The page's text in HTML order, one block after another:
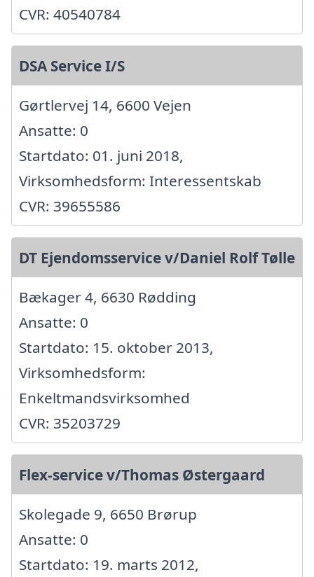
CVR: 40540784
DSA Service I/S
Gørtlervej 14, 6600 Vejen
Ansatte: 0
Startdato: 01. juni 2018,
Virksomhedsform: Interessentskab
CVR: 39655586
DT Ejendomsservice v/Daniel Rolf Tølle
Bækager 4, 6630 Rødding
Ansatte: 0
Startdato: 15. oktober 2013,
Virksomhedsform:
Enkeltmandsvirksomhed
CVR: 35203729
Flex-service v/Thomas Østergaard
Skolegade 9, 6650 Brørup
Ansatte: 0
Startdato: 19. marts 2012,